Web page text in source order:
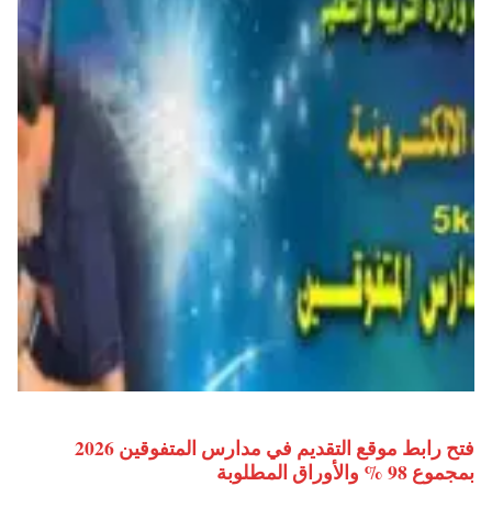
فتح رابط موقع التقديم في مدارس المتفوقين 2026
بمجموع 98 % والأوراق المطلوبة